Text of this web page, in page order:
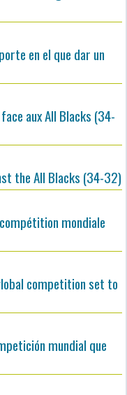
en el que dar un
aux All Blacks (34-
the All Blacks (34-32)
mondiale
competition set to
mundial que